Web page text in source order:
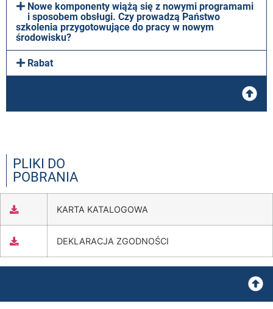
Nowe komponenty wiążą się z nowymi programami
i sposobem obsługi. Czy prowadzą Państwo
szkolenia przygotowujące do pracy w nowym
środowisku?
Rabat
PLIKI DO
POBRANIA
KARTA KATALOGOWA
DEKLARACJA ZGODNOŚCI